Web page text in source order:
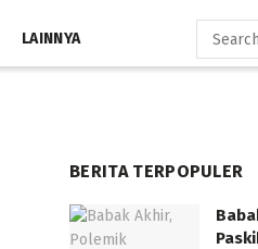
LAINNYA
BERITA TERPOPULER